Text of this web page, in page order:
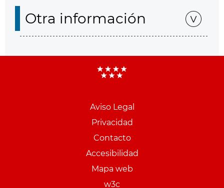
Otra información
Aviso Legal
Privacidad
Contacto
Accesibilidad
Mapa web
w3c